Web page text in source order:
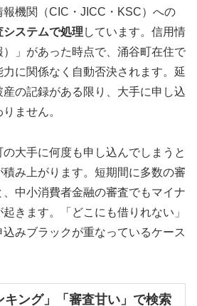
機関（CIC・JICC・KSC）への
システムで処理 しています。信用情
」があった時点で、涌谷町在住で
に関係なく自動否決されます。延
の記録がある限り、大手に申し込
ません。
大手に何度も申し込んでしまうと
積み上がります。短期間に多数の審
中小消費者金融の審査でもマイナ
きます。「どこにも借りれない」
みブラックが重なっているケース
キング」「審査甘い」で検索